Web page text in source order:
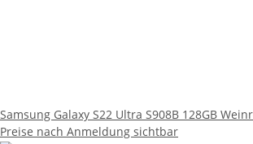
Samsung Galaxy S22 Ultra S908B 128GB
Preise nach Anmeldung sichtbar